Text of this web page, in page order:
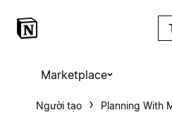
Marketplace
Người tạo Planning With